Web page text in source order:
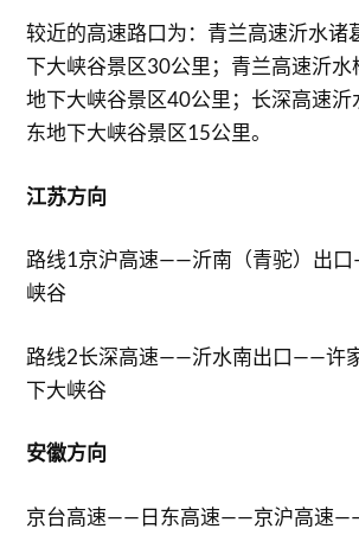
较近的高速路口为：青兰高速沂水诸
下大峡谷景区30公里；青兰高速沂水
地下大峡谷景区40公里；长深高速沂
东地下大峡谷景区15公里。
江苏方向
路线1京沪高速——沂南（青驼）出
峡谷
路线2长深高速——沂水南出口——许
下大峡谷
安徽方向
京台高速——日东高速——京沪高速——